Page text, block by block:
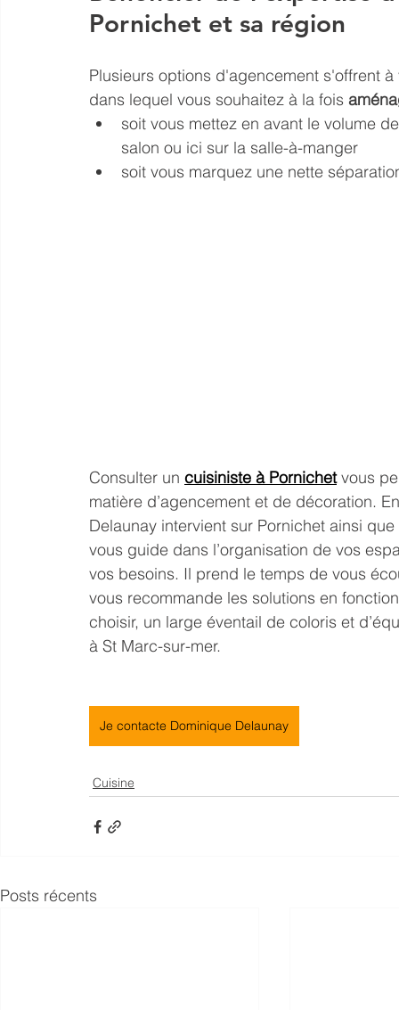
Pornichet et sa région
Plusieurs options d'agencement s'offrent
dans lequel vous souhaitez à la fois
soit vous mettez en avant le volume
salon ou ici sur la salle-à-manger
Consulter un cuisiniste à Pornichet vous
matière d’agencement et de décoration.
Delaunay intervient sur Pornichet ainsi
vous guide dans l’organisation de vos
vos besoins. Il prend le temps de vous
vous recommande les solutions en
choisir, un large éventail de coloris et
à St Marc-sur-mer.
Je contacte Dominique Delaunay
Cuisine
Posts récents